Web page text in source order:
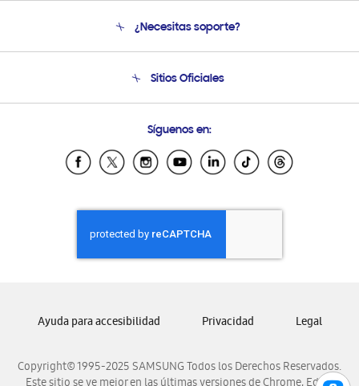
Soporte
Seguimiento de tu pedido
¿Necesitas soporte?
Soporte vía eMail
Sitios Oficiales
Samsung Ecuador
Samsung El Salvador
Samsung Honduras
Samsung Nicaragua
Samsung Panamá
Samsung Venezuela
Síguenos en:
Copyright© 1995-2025 SAMSUNG Todos los Derechos Reservados.
Ayuda para accesibilidad Privacidad Legal